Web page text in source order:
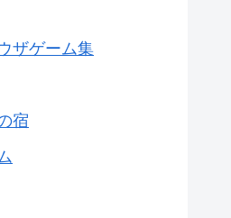
ザゲーム集
宿